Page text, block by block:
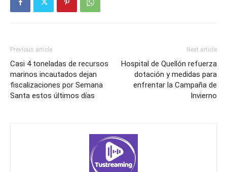
Previous article
Casi 4 toneladas de recursos
marinos incautados dejan
fiscalizaciones por Semana
Santa estos últimos días
Next article
Hospital de Quellón refuerza
dotación y medidas para
enfrentar la Campaña de
Invierno